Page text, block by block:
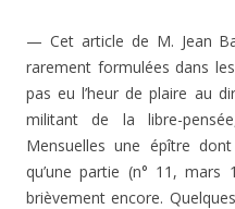
— Cet article de M. Jean
rarement formulées dans
pas eu l’heur de plaire au
militant de la libre-
Mensuelles une épître
qu’une partie (n° 11,
brièvement encore.